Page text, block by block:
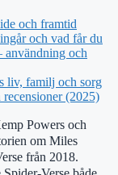
och framtid
och vad får du
användning och
liv, familj och sorg
(2025)
Powers och
om Miles
från 2018.